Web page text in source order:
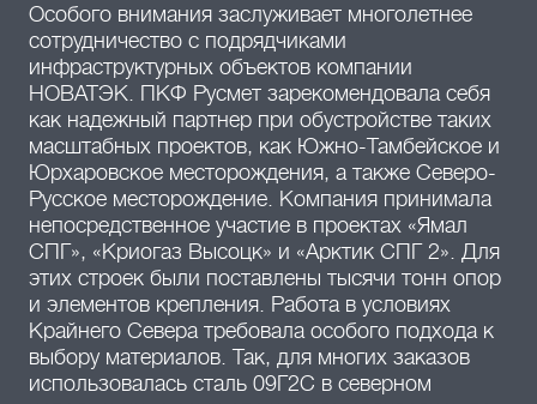
Особого внимания заслуживает многолетнее
сотрудничество с подрядчиками
инфраструктурных объектов компании
НОВАТЭК. ПКФ Русмет зарекомендовала себя
как надежный партнер при обустройстве таких
масштабных проектов, как Южно-Тамбейское и
Юрхаровское месторождения, а также Северо-
Русское месторождение. Компания принимала
непосредственное участие в проектах «Ямал
СПГ», «Криогаз Высоцк» и «Арктик СПГ 2». Для
этих строек были поставлены тысячи тонн опор
и элементов крепления. Работа в условиях
Крайнего Севера требовала особого подхода к
выбору материалов. Так, для многих заказов
использовалась сталь 09Г2С в северном